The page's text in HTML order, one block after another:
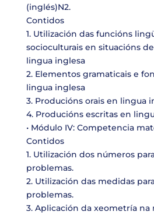
(inglés)N2.
Contidos
1. Utilización das funcións
socioculturais en situacións
lingua inglesa
2. Elementos gramaticais e
lingua inglesa
3. Producións orais en lingua
4. Producións escritas en
• Módulo IV: Competencia
Contidos
1. Utilización dos números
problemas.
2. Utilización das medidas
problemas.
3. Aplicación da xeometría na